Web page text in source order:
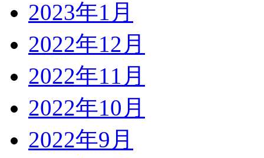
2023年1月
2022年12月
2022年11月
2022年10月
2022年9月